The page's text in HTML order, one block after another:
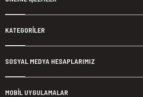
KATEGORİLER
SOSYAL MEDYA HESAPLARIMIZ
MOBİL UYGULAMALAR